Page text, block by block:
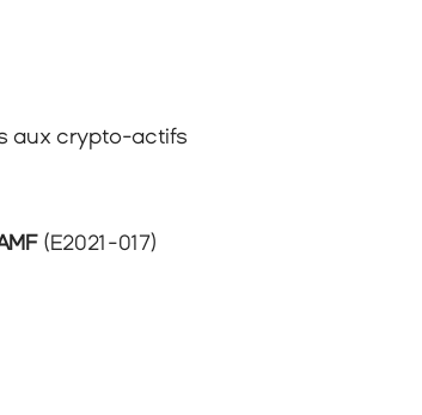
aux crypto-actifs
(E2021-017)